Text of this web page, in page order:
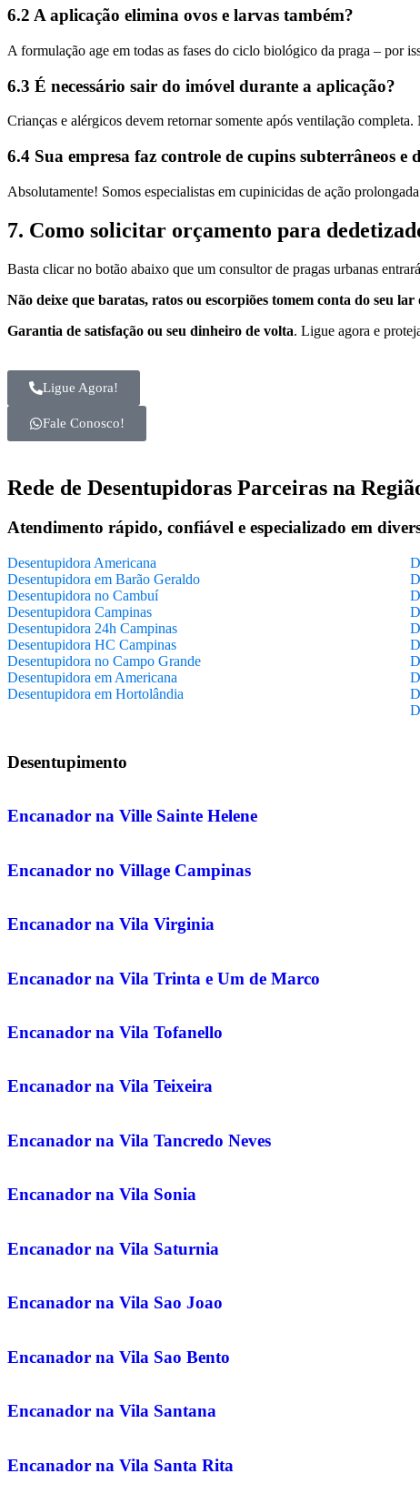
6.2 A aplicação elimina ovos e larvas também?
A formulação age em todas as fases do ciclo biológico da praga – por
6.3 É necessário sair do imóvel durante a aplicação?
Crianças e alérgicos devem retornar somente após ventilação
6.4 Sua empresa faz controle de cupins subterrâneos e
Absolutamente! Somos especialistas em cupinicidas de ação
7. Como solicitar orçamento para
Basta clicar no botão abaixo que um consultor de pragas urbanas
Não deixe que baratas, ratos ou escorpiões tomem conta do seu lar
Garantia de satisfação ou seu dinheiro de volta. Ligue agora e
Ligue Agora!
Fale Conosco!
Rede de Desentupidoras Parceiras na
Atendimento rápido, confiável e especializado em
Desentupidora Americana
Desentupidora em Barão Geraldo
Desentupidora no Cambuí
Desentupidora Campinas
Desentupidora 24h Campinas
Desentupidora HC Campinas
Desentupidora no Campo Grande
Desentupidora em Americana
Desentupidora em Hortolândia
Desentupimento
Encanador na Ville Sainte Helene
Encanador no Village Campinas
Encanador na Vila Virginia
Encanador na Vila Trinta e Um de Marco
Encanador na Vila Tofanello
Encanador na Vila Teixeira
Encanador na Vila Tancredo Neves
Encanador na Vila Sonia
Encanador na Vila Saturnia
Encanador na Vila Sao Joao
Encanador na Vila Sao Bento
Encanador na Vila Santana
Encanador na Vila Santa Rita